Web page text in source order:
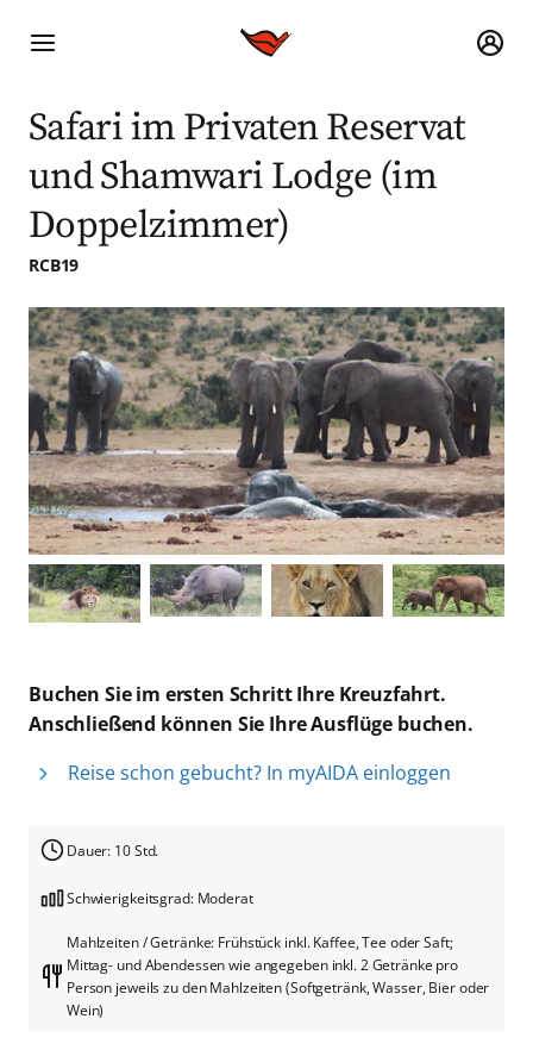
Safari im Privaten Reservat
und Shamwari Lodge (im
Doppelzimmer)
RCB19
Buchen Sie im ersten Schritt Ihre Kreuzfahrt.
Anschließend können Sie Ihre Ausflüge buchen.
Reise schon gebucht? In myAIDA einloggen
Dauer: 10 Std.
Schwierigkeitsgrad: Moderat
Mahlzeiten / Getränke: Frühstück inkl. Kaffee, Tee oder Saft;
Mittag- und Abendessen wie angegeben inkl. 2 Getränke pro
Person jeweils zu den Mahlzeiten (Softgetränk, Wasser, Bier oder
Wein)